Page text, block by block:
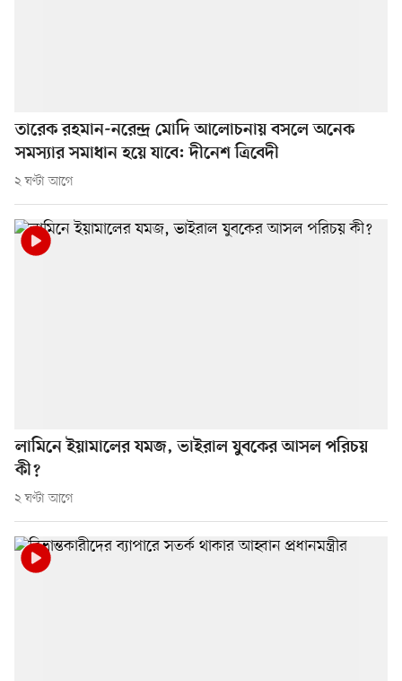
তারেক রহমান-নরেন্দ্র মোদি আলোচনায় বসলে অনেক
সমস্যার সমাধান হয়ে যাবে: দীনেশ ত্রিবেদী
২ ঘণ্টা আগে
লামিনে ইয়ামালের যমজ, ভাইরাল যুবকের আসল পরিচয়
কী?
২ ঘণ্টা আগে